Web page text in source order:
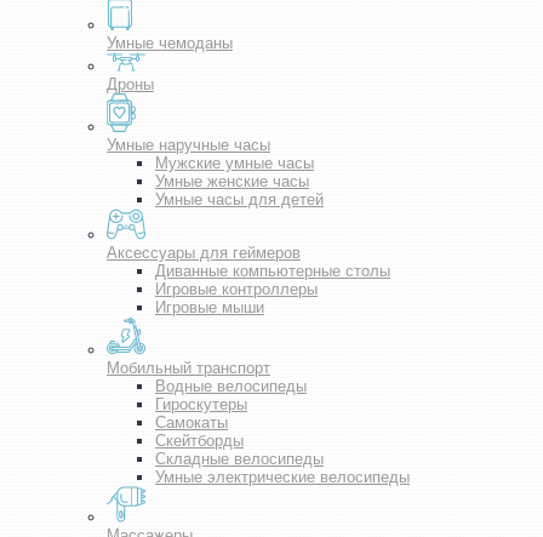
Умные чемоданы
Дроны
Умные наручные часы
Мужские умные часы
Умные женские часы
Умные часы для детей
Аксессуары для геймеров
Диванные компьютерные столы
Игровые контроллеры
Игровые мыши
Мобильный транспорт
Водные велосипеды
Гироскутеры
Самокаты
Скейтборды
Складные велосипеды
Умные электрические велосипеды